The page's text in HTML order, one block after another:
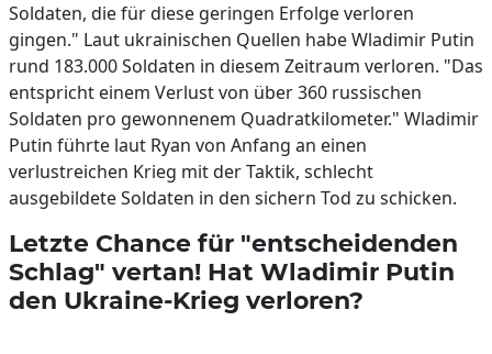
Soldaten, die für diese geringen Erfolge verloren
gingen." Laut ukrainischen Quellen habe Wladimir Putin
rund 183.000 Soldaten in diesem Zeitraum verloren. "Das
entspricht einem Verlust von über 360 russischen
Soldaten pro gewonnenem Quadratkilometer." Wladimir
Putin führte laut Ryan von Anfang an einen
verlustreichen Krieg mit der Taktik, schlecht
ausgebildete Soldaten in den sichern Tod zu schicken.
Letzte Chance für "entscheidenden
Schlag" vertan! Hat Wladimir Putin
den Ukraine-Krieg verloren?